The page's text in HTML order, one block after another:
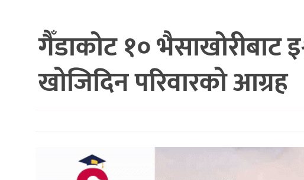
अन्तर्वार्ता
रोचक
गैँडाकोट १० भैसाखोरीबाट
खोजिदिन परिवारको आग्रह